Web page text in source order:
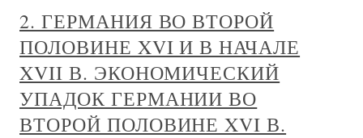
2. ГЕРМАНИЯ ВО ВТОРОЙ
ПОЛОВИНЕ XVI И В НАЧАЛЕ
XVII В. ЭКОНОМИЧЕСКИЙ
УПАДОК ГЕРМАНИИ ВО
ВТОРОЙ ПОЛОВИНЕ XVI В.